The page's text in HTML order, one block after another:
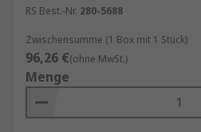
RS Best.-Nr. 280-5688
Zwischensumme (1 Box mit 1 Stück)
96,26 €(ohne MwSt.)
Menge